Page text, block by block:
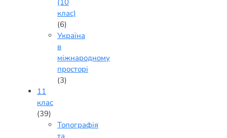
клас)
(6)
Україна
в
міжнародному
просторі
(3)
11
клас
(39)
Топографія
та